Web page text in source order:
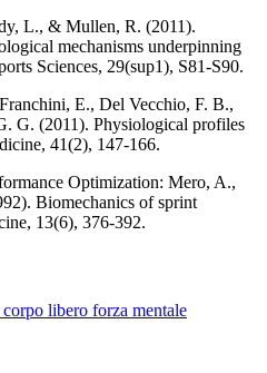
L., & Mullen, R. (2011).
mechanisms underpinning
Sciences, 29(sup1), S81-S90.
E., Del Vecchio, F. B.,
G. (2011). Physiological profiles
41(2), 147-166.
Optimization: Mero, A.,
Biomechanics of sprint
13(6), 376-392.
corpo libero forza mentale